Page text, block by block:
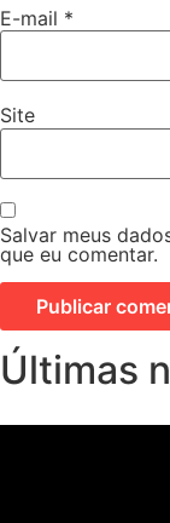
E-mail *
Site
Salvar meus
que eu comentar.
Últimas